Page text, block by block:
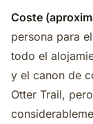
Coste
persona para
todo el
y el canon de
Otter Trail,